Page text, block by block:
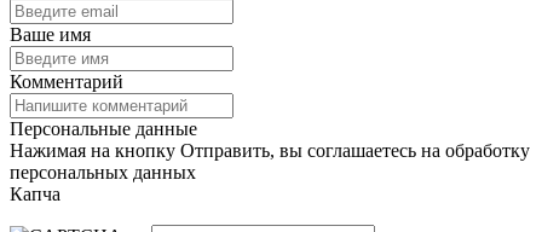
Ваше имя
Комментарий
Персональные данные
Нажимая на кнопку Отправить, вы соглашаетесь на обработку
персональных данных
Капча